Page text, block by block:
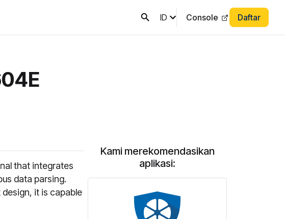
ID Console Daftar
that integrates
data parsing.
it is capable
Kami merekomendasikan
aplikasi: